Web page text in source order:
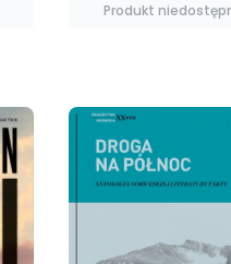
Dodaj do koszyka